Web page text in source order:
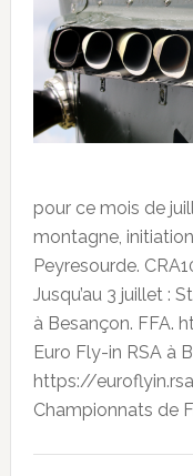
pour ce mois de
montagne,
Peyresourde.
Jusqu’au 3 juillet :
à Besançon. FFA.
Euro Fly-in RSA à
https://
Championnats de